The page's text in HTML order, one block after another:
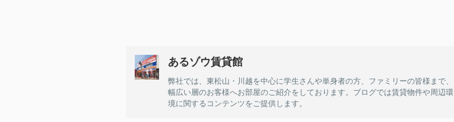
あるゾウ賃貸館
弊社では、東松山・川越を中心に学生さんや単身者の方、ファミリーの皆様まで、
幅広い層のお客様へお部屋のご紹介をしております。ブログでは賃貸物件や周辺環
境に関するコンテンツをご提供します。